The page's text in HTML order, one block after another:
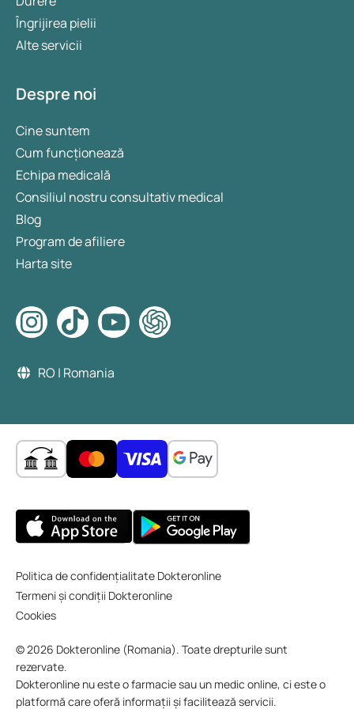
Îngrijirea pielii
Alte servicii
Despre noi
Cine suntem
Cum funcționează
Echipa medicală
Consiliul nostru consultativ medical
Blog
Program de afiliere
Harta site
RO | Romania
Politica de confidențialitate Dokteronline
Termeni și condiții Dokteronline
Cookies
© 2026 Dokteronline (Romania). Toate drepturile sunt
rezervate.
Dokteronline nu este o farmacie sau un medic online, ci este o
platformă care oferă informații și facilitează servicii.